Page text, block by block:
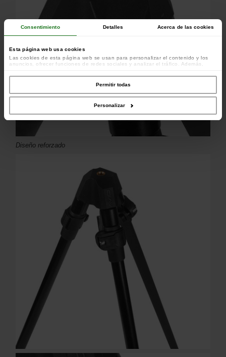
Consentimiento Detalles Acerca de las cookies
Esta página web usa cookies
Las cookies de esta página web se usan para personalizar el contenido y los
anuncios, ofrecer funciones de redes sociales y analizar el tráfico. Además,
colaboradores de redes sociales, publicidad y análisis web, quienes pueden
combinarla con otra información que les haya proporcionado o que hayan
recopilado a partir del uso que haya hecho de sus servicios.
Permitir todas
Personalizar
Diseño reforzado